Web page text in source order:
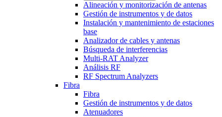
Alineación y monitorización de antenas
Gestión de instrumentos y de datos
Instalación y mantenimiento de estaciones
base
Analizador de cables y antenas
Búsqueda de interferencias
Multi-RAT Analyzer
Análisis RF
RF Spectrum Analyzers
Fibra
Fibra
Gestión de instrumentos y de datos
Atenuadores